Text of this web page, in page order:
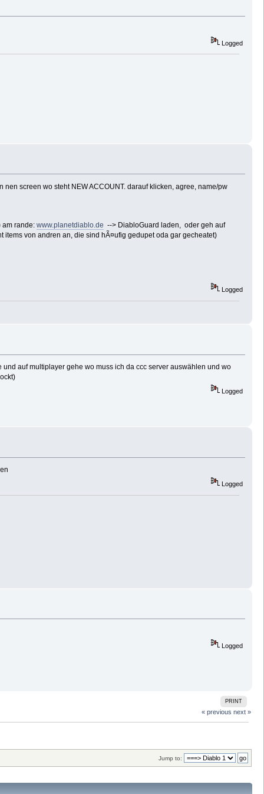
Logged
screen wo steht NEW ACCOUNT. darauf klicken, agree, name/pw
am rande: www.planetdiablo.de --> DiabloGuard laden, oder geh auf
von andren an, die sind hÃ¤ufig gedupet oda gar gecheatet)
Logged
auf multiplayer gehe wo muss ich da ccc server auswählen und wo
Logged
Logged
Logged
PRINT
« previous next »
Jump to: